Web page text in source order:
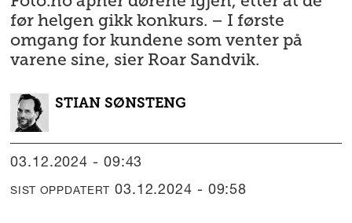
før helgen gikk konkurs. – I første
omgang for kundene som venter på
varene sine, sier Roar Sandvik.
STIAN SØNSTENG
03.12.2024 - 09:43
SIST OPPDATERT 03.12.2024 - 09:58